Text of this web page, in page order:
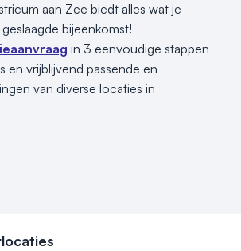
aan Zee biedt alles wat je
bijeenkomst!
in 3 eenvoudige stappen
en vrijblijvend passende en
van diverse locaties in